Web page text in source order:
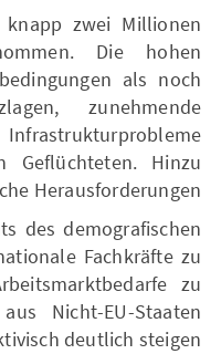
zwei Millionen
Die hohen
als noch
zunehmende
Geflüchteten. Hinzu
Herausforderungen.
des demografischen
Fachkräfte zu
zu
Nicht-EU-Staaten
deutlich steigen.